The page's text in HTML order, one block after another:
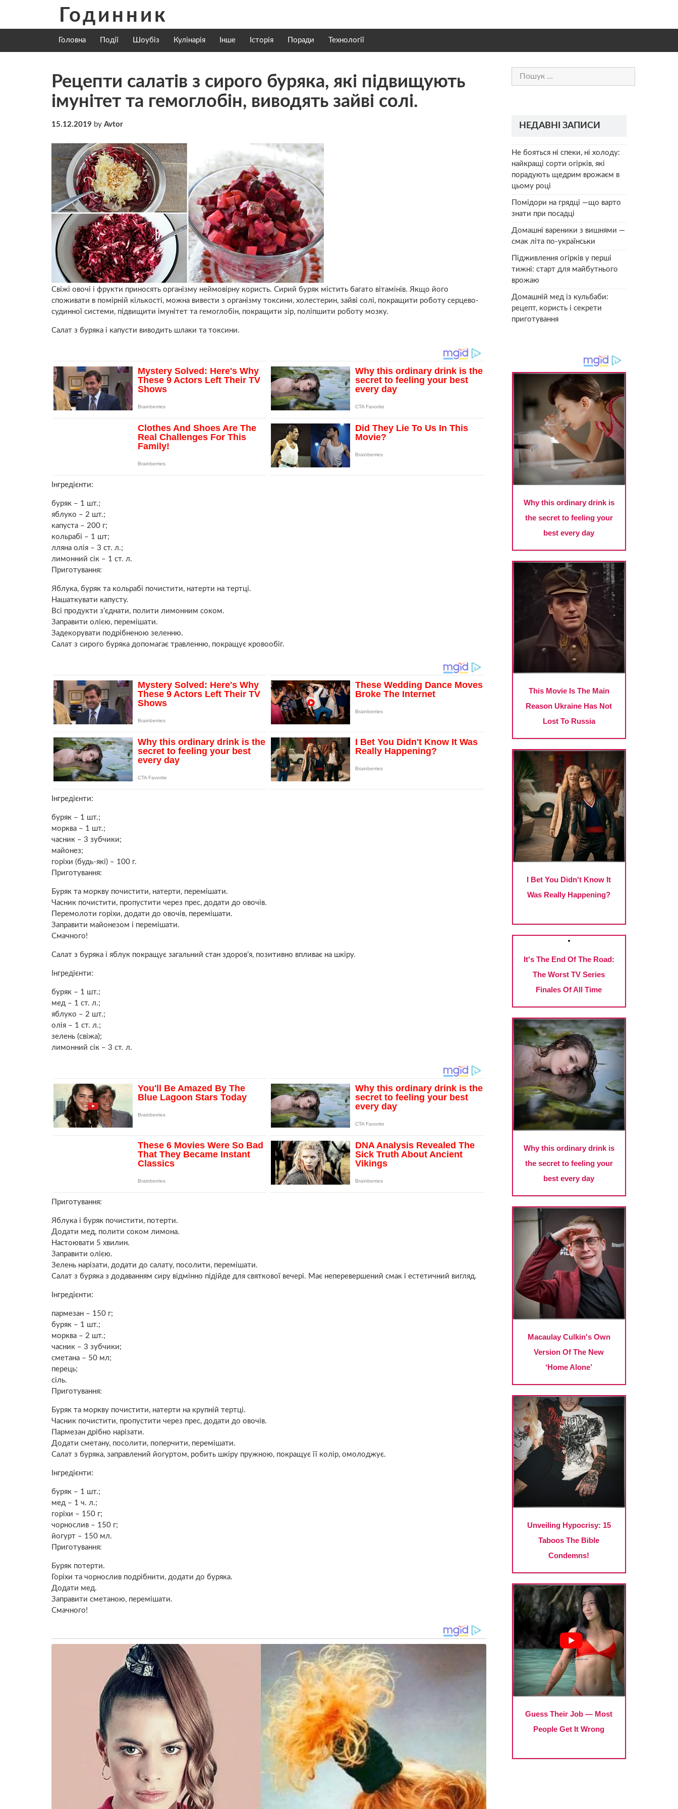
content
Годинник
Головна Події Шоубіз Кулінарія Інше Історія Поради Технології
Рецепти салатів з сирого буряка, які підвищують
імунітет та гемоглобін, виводять зайві солі.
15.12.2019 by Avtor
Свіжі овочі і фрукти приносять організму неймовірну користь. Сирий буряк містить багато вітамінів. Якщо його
споживати в помірній кількості, можна вивести з організму токсини, холестерин, зайві солі, покращити роботу серцево-
судинної системи, підвищити імунітет та гемоглобін, покращити зір, поліпшити роботу мозку.
Салат з буряка і капусти виводить шлаки та токсини.
Інгредієнти:
буряк – 1 шт.;
яблуко – 2 шт.;
капуста – 200 г;
кольрабі – 1 шт;
лляна олія – 3 ст. л.;
лимонний сік – 1 ст. л.
Приготування:
Яблука, буряк та кольрабі почистити, натерти на тертці.
Нашаткувати капусту.
Всі продукти з’єднати, полити лимонним соком.
Заправити олією, перемішати.
Задекорувати подрібненою зеленню.
Салат з сирого буряка допомагає травленню, покращує кровообіг.
Інгредієнти:
буряк – 1 шт.;
морква – 1 шт.;
часник – 3 зубчики;
майонез;
горіхи (будь-які) – 100 г.
Приготування:
Буряк та моркву почистити, натерти, перемішати.
Часник почистити, пропустити через прес, додати до овочів.
Перемолоти горіхи, додати до овочів, перемішати.
Заправити майонезом і перемішати.
Смачного!
Салат з буряка і яблук покращує загальний стан здоров’я, позитивно впливає на шкіру.
Інгредієнти:
буряк – 1 шт.;
мед – 1 ст. л.;
яблуко – 2 шт.;
олія – 1 ст. л.;
зелень (свіжа);
лимонний сік – 3 ст. л.
Приготування:
Яблука і буряк почистити, потерти.
Додати мед, полити соком лимона.
Настоювати 5 хвилин.
Заправити олією.
Зелень нарізати, додати до салату, посолити, перемішати.
Салат з буряка з додаванням сиру відмінно підійде для святкової вечері. Має неперевершений смак і естетичний вигляд.
Інгредієнти:
пармезан – 150 г;
буряк – 1 шт.;
морква – 2 шт.;
часник – 3 зубчики;
сметана – 50 мл;
перець;
сіль.
Приготування:
Буряк та моркву почистити, натерти на крупній тертці.
Часник почистити, пропустити через прес, додати до овочів.
Пармезан дрібно нарізати.
Додати сметану, посолити, поперчити, перемішати.
Салат з буряка, заправлений йогуртом, робить шкіру пружною, покращує її колір, омолоджує.
Інгредієнти:
буряк – 1 шт.;
мед – 1 ч. л.;
горіхи – 150 г;
чорнослив – 150 г;
йогурт – 150 мл.
Приготування:
Буряк потерти.
Горіхи та чорнослив подрібнити, додати до буряка.
Додати мед.
Заправити сметаною, перемішати.
Смачного!
Пошук:
НЕДАВНІ ЗАПИСИ
Не бояться ні спеки, ні холоду:
найкращі сорти огірків, які
порадують щедрим врожаєм в
цьому році
Помідори на грядці —що варто
знати при посадці
Домашні вареники з вишнями —
смак літа по-українськи
Підживлення огірків у перші
тижні: старт для майбутнього
врожаю
Домашній мед із кульбаби:
рецепт, користь і секрети
приготування